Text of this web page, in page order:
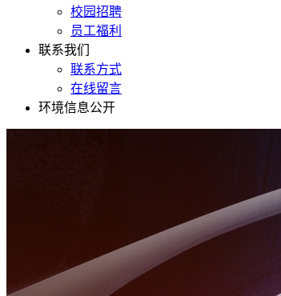
校园招聘
员工福利
联系我们
联系方式
在线留言
环境信息公开